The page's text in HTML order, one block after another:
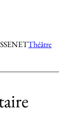
Théâtre